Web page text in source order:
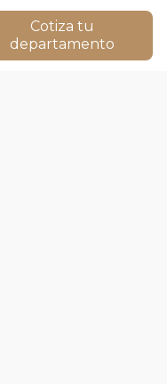
Cotiza tu
departamento